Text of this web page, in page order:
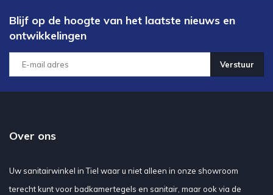
Blijf op de hoogte van het laatste nieuws en
ontwikkelingen
Verstuur
Over ons
Uw sanitairwinkel in Tiel waar u niet alleen in onze showroom
terecht kunt voor badkamertegels en sanitair, maar ook via de